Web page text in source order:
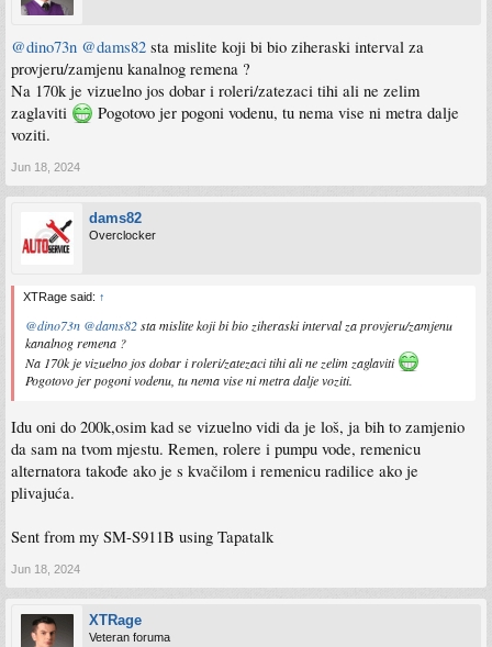
@dino73n @dams82 sta mislite koji bi bio ziheraski interval za
provjeru/zamjenu kanalnog remena ?
Na 170k je vizuelno jos dobar i roleri/zatezaci tihi ali ne zelim
zaglaviti
Pogotovo jer pogoni vodenu, tu nema vise ni metra dalje
voziti.
Jun 18, 2024
dams82
Overclocker
XTRage said: ↑
@dino73n @dams82sta mislite koji bi bio ziheraski interval za provjeru/zamjenu
kanalnog remena ?
Na 170k je vizuelno jos dobar i roleri/zatezaci tihi ali ne zelim zaglaviti
Pogotovo jer pogoni vodenu, tu nema vise ni metra dalje voziti.
Idu oni do 200k,osim kad se vizuelno vidi da je loš, ja bih to zamjenio
da sam na tvom mjestu. Remen, rolere i pumpu vode, remenicu
alternatora takođe ako je s kvačilom i remenicu radilice ako je
plivajuća.
Sent from my SM-S911B using Tapatalk
Jun 18, 2024
XTRage
Veteran foruma